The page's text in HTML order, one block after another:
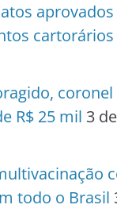
cartorários
coronel
R$ 25 mil 3
todo o Brasil